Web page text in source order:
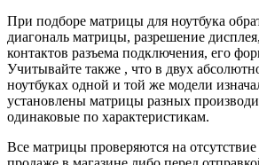
При подборе матрицы для ноутбука
диагональ матрицы, разрешение
контактов разъема подключения, его
Учитывайте также , что в двух
ноутбуках одной и той же модели
установлены матрицы разных
одинаковые по характеристикам.
Все матрицы проверяются на